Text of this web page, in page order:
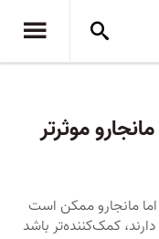
موثرتر
اما مانجارو ممکن است
کمک‌کننده‌تر باشد